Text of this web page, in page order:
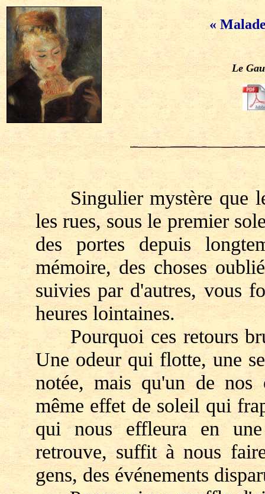
«
Le
Singulier mystère que
les rues, sous le premier
des portes depuis
mémoire, des choses
suivies par d'autres, vous
heures lointaines.
Pourquoi ces retours
Une odeur qui flotte, une
notée, mais qu'un de nos
même effet de soleil qui
qui nous effleura en
retrouve, suffit à nous
gens, des événements